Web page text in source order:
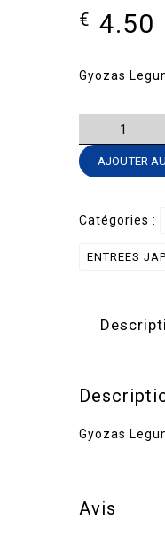
€ 4.50
Gyozas
quantité
de
Gyozas
(4
AJOUTER
Catégories :
ENTREES JAP
Gyozas
Avis